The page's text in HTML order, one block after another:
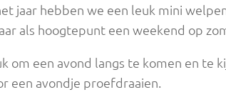
jaar hebben we een leuk mini
als hoogtepunt een weekend op
om een avond langs te komen en te
een avondje proefdraaien.